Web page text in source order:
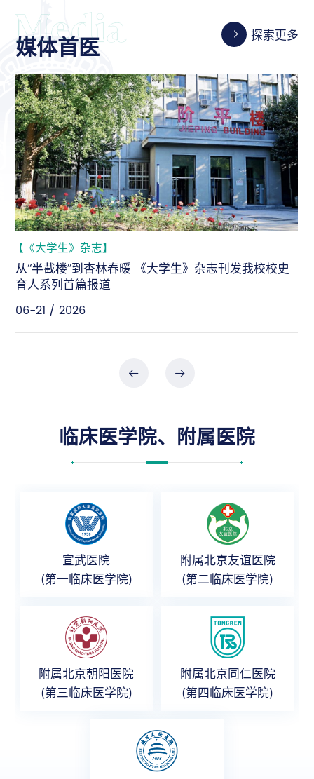
媒体首医 探索更多
【《大学生》杂志】
从“半截楼”到杏林春暖 《大学生》杂志刊发我校校史
育人系列首篇报道
06-21 / 2026
临床医学院、附属医院
宣武医院
(第一临床医学院)
附属北京友谊医院
(第二临床医学院)
附属北京朝阳医院
(第三临床医学院)
附属北京同仁医院
(第四临床医学院)